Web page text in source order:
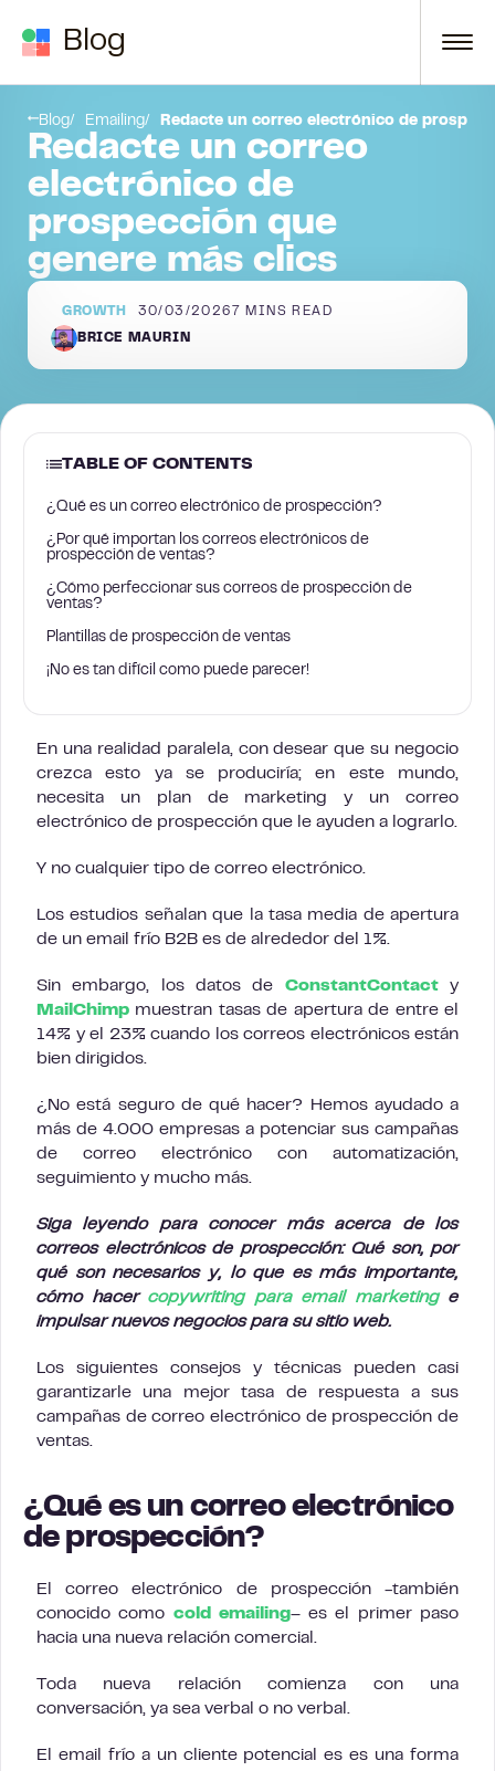
Blog
Blog Emailing Redacte un correo electrónico de
Redacte un correo
electrónico de
prospección que
genere más clics
GROWTH 30/03/2026 7 MINS READ
BRICE MAURIN
TABLE OF CONTENTS
¿Qué es un correo electrónico de prospección?
¿Por qué importan los correos electrónicos de
prospección de ventas?
¿Cómo perfeccionar sus correos de prospección de
ventas?
Plantillas de prospección de ventas
¡No es tan difícil como puede parecer!
En una realidad paralela, con desear que su negocio
crezca esto ya se produciría; en este mundo,
necesita un plan de marketing y un correo
electrónico de prospección que le ayuden a lograrlo.
Y no cualquier tipo de correo electrónico.
Los estudios señalan que la tasa media de apertura
de un email frío B2B es de alrededor del 1%.
Sin embargo, los datos de ConstantContacty
MailChimp muestran tasas de apertura de entre el
14% y el 23% cuando los correos electrónicos están
bien dirigidos.
¿No está seguro de qué hacer? Hemos ayudado a
más de 4.000 empresas a potenciar sus campañas
de correo electrónico con automatización,
seguimiento y mucho más.
Siga leyendo para conocer más acerca de los
correos electrónicos de prospección: Qué son, por
qué son necesarios y, lo que es más importante,
cómo hacer copywriting para email marketing
e
impulsar nuevos negocios para su sitio web.
Los siguientes consejos y técnicas pueden casi
garantizarle una mejor tasa de respuesta a sus
campañas de correo electrónico de prospección de
ventas.
¿Qué es un correo electrónico
de prospección?
El correo electrónico de prospección -también
conocido como cold emailing– es el primer paso
hacia una nueva relación comercial.
Toda nueva relación comienza con una
conversación, ya sea verbal o no verbal.
El email frío a un cliente potencial es es una forma
¡No es tan difícil como puede parecer!